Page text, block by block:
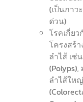
(เป็นภาวะ
ด่วน)
โรคเกี่ยว
โครงสร้า
ลำไส้ เช่
(Polyps),
ลำไส้ใหญ่